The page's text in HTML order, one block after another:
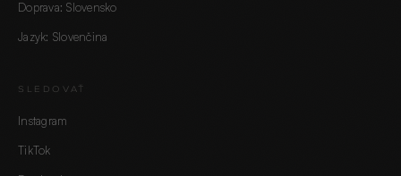
Doprava: Slovensko
Jazyk: Slovenčina
SLEDOVAŤ
Instagram
TikTok